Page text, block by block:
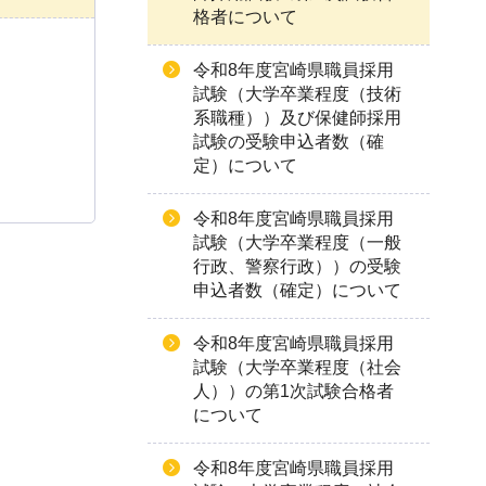
格者について
令和8年度宮崎県職員採用
試験（大学卒業程度（技術
系職種））及び保健師採用
試験の受験申込者数（確
定）について
令和8年度宮崎県職員採用
試験（大学卒業程度（一般
行政、警察行政））の受験
申込者数（確定）について
令和8年度宮崎県職員採用
試験（大学卒業程度（社会
人））の第1次試験合格者
について
令和8年度宮崎県職員採用